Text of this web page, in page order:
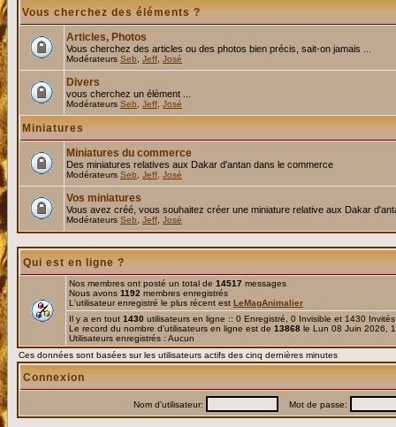
Vous cherchez des éléments ?
Articles, Photos
Vous cherchez des articles ou des photos bien précis, sait-on jamais ...
Modérateurs Seb Jeff José
Divers
vous cherchez un élément ...
Modérateurs Seb Jeff José
Miniatures
Miniatures du commerce
Des miniatures relatives aux Dakar d'antan dans le commerce
Modérateurs Seb Jeff José
Vos miniatures
Vous avez créé, vous souhaitez créer une miniature relative aux Dakar
Modérateurs Seb Jeff José
Qui est en ligne ?
Nos membres ont posté un total de 14517 messages
Nous avons 1192 membres enregistrés
L'utilisateur enregistré le plus récent est LeMagAnimalier
Il y a en tout 1430 utilisateurs en ligne :: 0 Enregistré, 0 Invisible et 1430
Le record du nombre d'utilisateurs en ligne est de 13868 le Lun 08 Juin 2026,
Utilisateurs enregistrés : Aucun
Ces données sont basées sur les utilisateurs actifs des cinq dernières minutes
Connexion
Nom d'utilisateur: Mot de passe: